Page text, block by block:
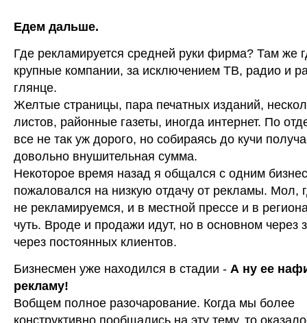
Едем дальше.
Где рекламируется средней руки фирма? Там же
крупные компании, за исключением ТВ, радио и
глянце.
Желтые страницы, пара печатных изданий,
листов, районные газеты, иногда интернет. По
все не так уж дорого, но собираясь до кучи
довольно внушительная сумма.
Некоторое время назад я общался с одним
пожаловался на низкую отдачу от рекламы. Мол,
не рекламируемся, и в местной прессе и в
чуть. Вроде и продажи идут, но в основном через
через постоянных клиентов.
Бизнесмен уже находился в стадии - А ну ее
рекламу!
Вобщем полное разочарование. Когда мы более
конструктивно пообщались на эту тему, то